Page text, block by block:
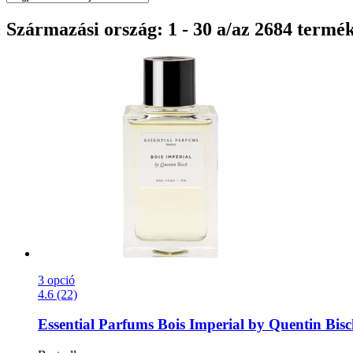
Származási ország: 1 - 30 a/az 2684
3 opció
4.6 (22)
Essential Parfums Bois Imperial by Quentin